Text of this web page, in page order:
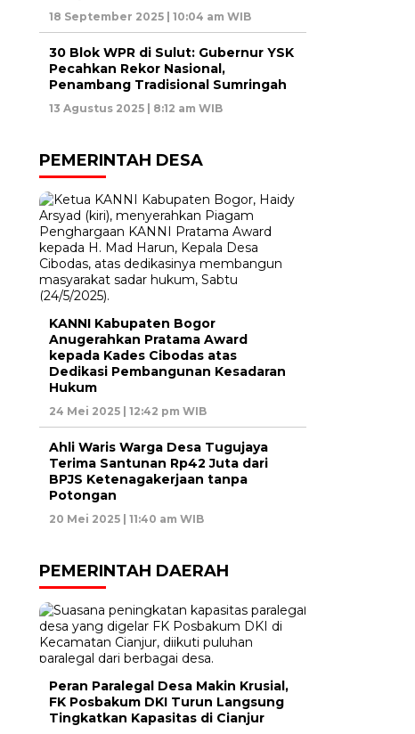
18 September 2025 | 10:04 am WIB
30 Blok WPR di Sulut: Gubernur YSK
Pecahkan Rekor Nasional,
Penambang Tradisional Sumringah
13 Agustus 2025 | 8:12 am WIB
PEMERINTAH DESA
KANNI Kabupaten Bogor
Anugerahkan Pratama Award
kepada Kades Cibodas atas
Dedikasi Pembangunan Kesadaran
Hukum
24 Mei 2025 | 12:42 pm WIB
Ahli Waris Warga Desa Tugujaya
Terima Santunan Rp42 Juta dari
BPJS Ketenagakerjaan tanpa
Potongan
20 Mei 2025 | 11:40 am WIB
PEMERINTAH DAERAH
Peran Paralegal Desa Makin Krusial,
FK Posbakum DKI Turun Langsung
Tingkatkan Kapasitas di Cianjur